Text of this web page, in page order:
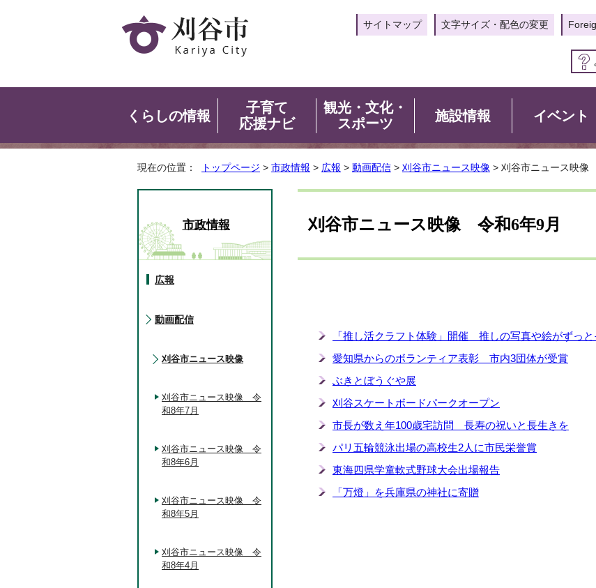
サイトマップ 文字サイズ・配色の変更
くらしの情報
子育て
応援ナビ
観光・文化・
スポーツ
施設情報 イベント
現在の位置： トップページ > 市政情報 > 広報 > 動画配信 > 刈谷市ニュース映像 > 刈谷市ニュース映像
刈谷市ニュース映像 令和6年9月
「推し活クラフト体験」開催 推しの写真や絵がずっと
愛知県からのボランティア表彰 市内3団体が受賞
ぶきとぼうぐや展
刈谷スケートボードパークオープン
市長が数え年100歳宅訪問 長寿の祝いと長生きを
パリ五輪競泳出場の高校生2人に市民栄誉賞
東海四県学童軟式野球大会出場報告
「万燈」を兵庫県の神社に寄贈
市政情報
広報
動画配信
刈谷市ニュース映像
刈谷市ニュース映像 令
和8年7月
刈谷市ニュース映像 令
和8年6月
刈谷市ニュース映像 令
和8年5月
刈谷市ニュース映像 令
和8年4月